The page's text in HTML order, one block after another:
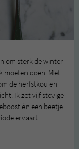
om sterk de winter
moeten doen. Met
de herfstkou en
Ik zet vijf stevige
én een beetje
ervaart.